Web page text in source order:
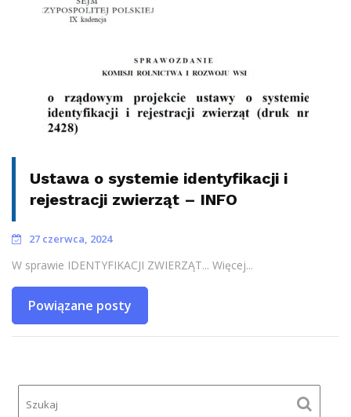
Ustawa o systemie identyfikacji i
rejestracji zwierząt – INFO
27 czerwca, 2024
W sprawie IDENTYFIKACJI ZWIERZĄT... Więcej...
Powiązane posty